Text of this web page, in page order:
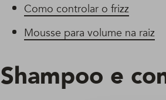
Como controlar o frizz
Mousse para volume na raiz
Shampoo e